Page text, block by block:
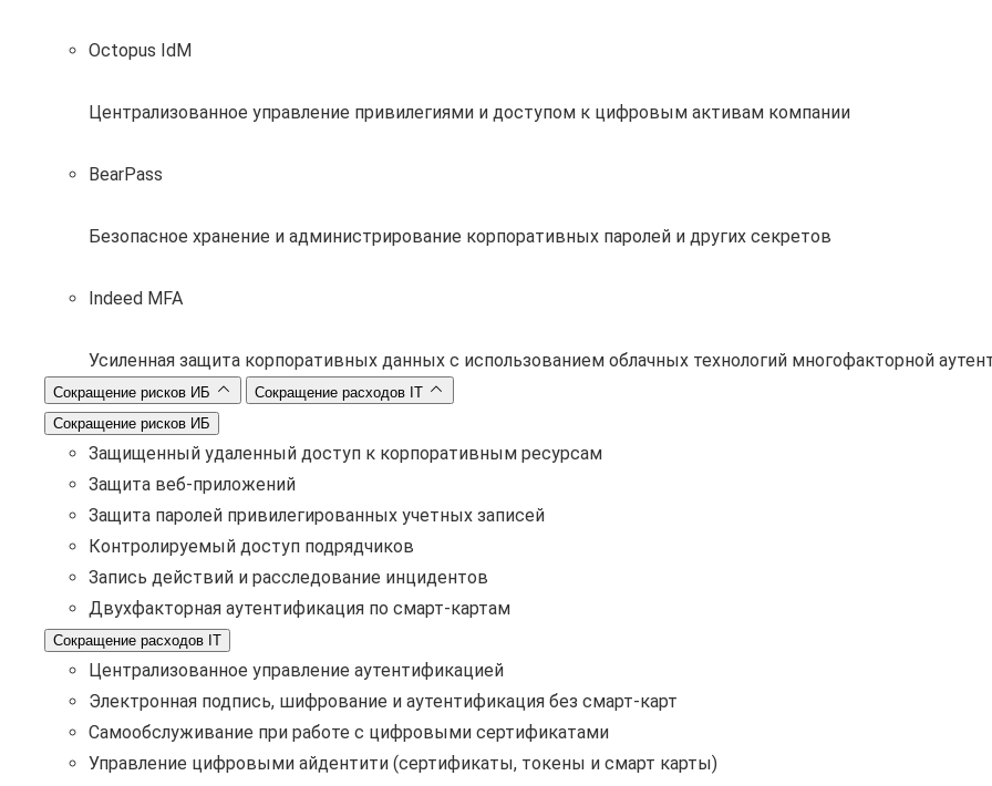
Octopus IdM
Централизованное управление привилегиями и доступом к цифровым активам компании
BearPass
Безопасное хранение и администрирование корпоративных паролей и других секретов
Indeed MFA
Усиленная защита корпоративных данных с использованием облачных технологий многофакторной
Сокращение рисков ИБ
Сокращение расходов IT
Сокращение рисков ИБ
Защищенный удаленный доступ к корпоративным ресурсам
Защита веб-приложений
Защита паролей привилегированных учетных записей
Контролируемый доступ подрядчиков
Запись действий и расследование инцидентов
Двухфакторная аутентификация по смарт-картам
Сокращение расходов IT
Централизованное управление аутентификацией
Электронная подпись, шифрование и аутентификация без смарт-карт
Самообслуживание при работе с цифровыми сертификатами
Управление цифровыми айдентити (сертификаты, токены и смарт карты)